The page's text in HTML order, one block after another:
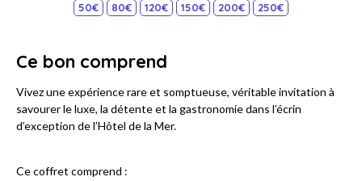
50€ 80€ 120€ 150€ 200€ 250€
Ce bon comprend
Vivez une expérience rare et somptueuse, véritable invitation à
savourer le luxe, la détente et la gastronomie dans l’écrin
d’exception de l’Hôtel de la Mer.
Ce coffret comprend :